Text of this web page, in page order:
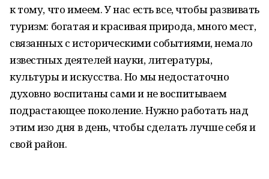
к тому, что имеем. У нас есть все, чтобы развивать
туризм: богатая и красивая природа, много мест,
связанных с историческими событиями, немало
известных деятелей науки, литературы,
культуры и искусства. Но мы недостаточно
духовно воспитаны сами и не воспитываем
подрастающее поколение. Нужно работать над
этим изо дня в день, чтобы сделать лучше себя и
свой район.